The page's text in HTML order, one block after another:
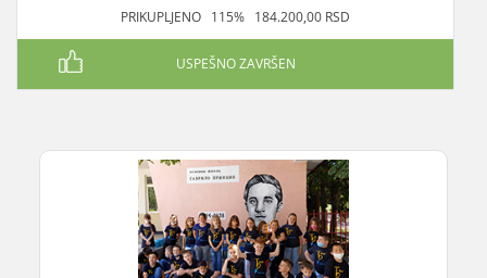
PRIKUPLJENO 115% 184.200,00 RSD
USPEŠNO ZAVRŠEN